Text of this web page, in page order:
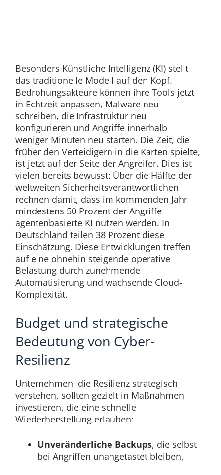
Besonders Künstliche Intelligenz (KI) stellt
das traditionelle Modell auf den Kopf.
Bedrohungsakteure können ihre Tools jetzt
in Echtzeit anpassen, Malware neu
schreiben, die Infrastruktur neu
konfigurieren und Angriffe innerhalb
weniger Minuten neu starten. Die Zeit, die
früher den Verteidigern in die Karten spielte,
ist jetzt auf der Seite der Angreifer. Dies ist
vielen bereits bewusst: Über die Hälfte der
weltweiten Sicherheitsverantwortlichen
rechnen damit, dass im kommenden Jahr
mindestens 50 Prozent der Angriffe
agentenbasierte KI nutzen werden. In
Deutschland teilen 38 Prozent diese
Einschätzung. Diese Entwicklungen treffen
auf eine ohnehin steigende operative
Belastung durch zunehmende
Automatisierung und wachsende Cloud-
Komplexität.
Budget und strategische
Bedeutung von Cyber-
Resilienz
Unternehmen, die Resilienz strategisch
verstehen, sollten gezielt in Maßnahmen
investieren, die eine schnelle
Wiederherstellung erlauben:
Unveränderliche Backups, die selbst
bei Angriffen unangetastet bleiben,